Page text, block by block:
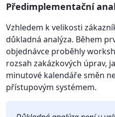
Předimplementační
Vzhledem k velikosti
důkladná analýza. Během
objednávce proběhly
rozsah zakázkových úprav,
minutové kalendáře směn
přístupovým systémem.